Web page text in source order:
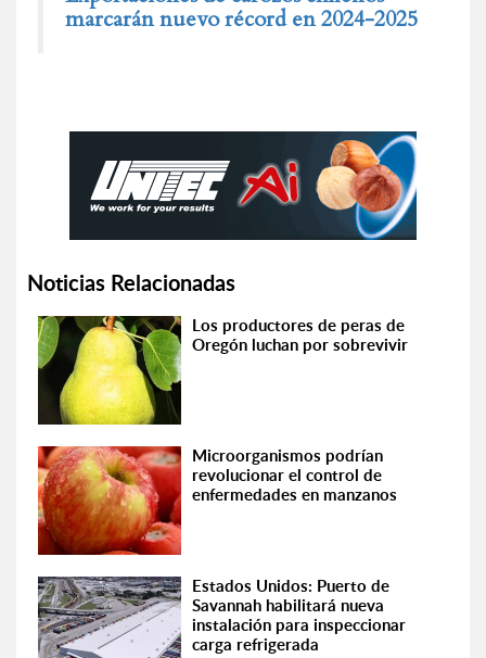
marcarán nuevo récord en 2024-2025
Noticias Relacionadas
Los productores de peras de
Oregón luchan por sobrevivir
Microorganismos podrían
revolucionar el control de
enfermedades en manzanos
Estados Unidos: Puerto de
Savannah habilitará nueva
instalación para inspeccionar
carga refrigerada